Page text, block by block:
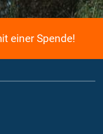
einer Spende!